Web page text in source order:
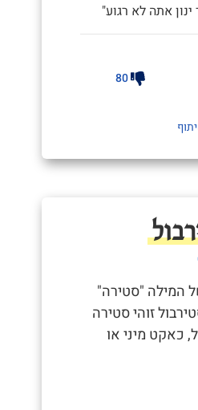
אתה לא רגוע"
80
המילה "סטירה"
זוהי סטירה
כאקט מיני או